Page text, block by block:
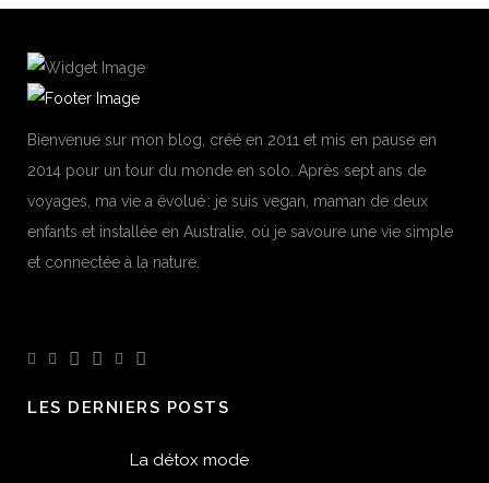
Bienvenue sur mon blog, créé en 2011 et mis en pause en
2014 pour un tour du monde en solo. Après sept ans de
voyages, ma vie a évolué : je suis vegan, maman de deux
enfants et installée en Australie, où je savoure une vie simple
et connectée à la nature.
LES DERNIERS POSTS
La détox mode